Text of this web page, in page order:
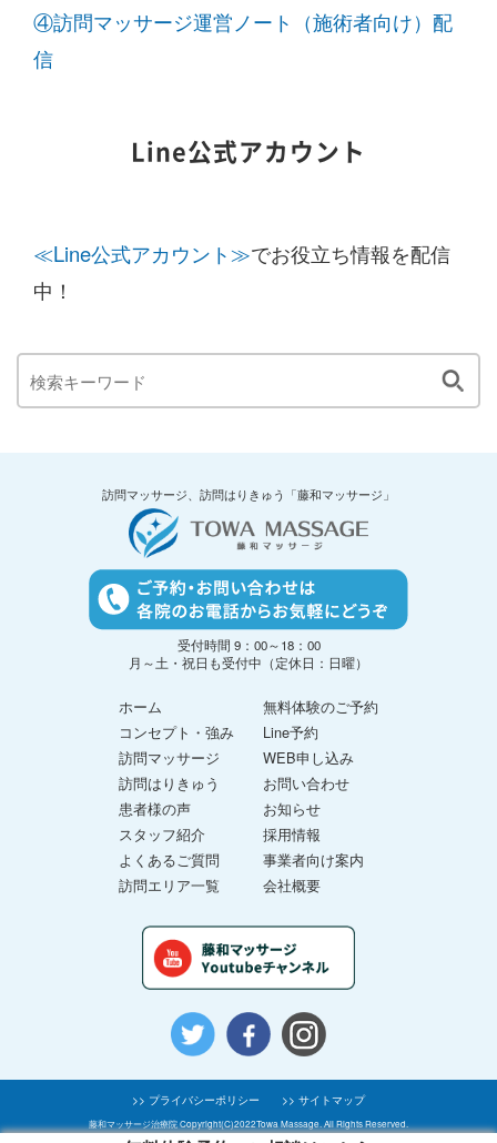
④訪問マッサージ運営ノート（施術者向け）配
信
Line公式アカウント
≪Line公式アカウント≫でお役立ち情報を配信
中！
訪問マッサージ、訪問はりきゅう「藤和マッサージ」
受付時間 9：00～18：00
月～土・祝日も受付中（定休日：日曜）
ホーム
コンセプト・強み
訪問マッサージ
訪問はりきゅう
患者様の声
スタッフ紹介
よくあるご質問
訪問エリア一覧
無料体験のご予約
Line予約
WEB申し込み
お問い合わせ
お知らせ
採用情報
事業者向け案内
会社概要
>> プライバシーポリシー >> サイトマップ
藤和マッサージ治療院 Copyright(C)2022Towa Massage. All Rights Reserved.